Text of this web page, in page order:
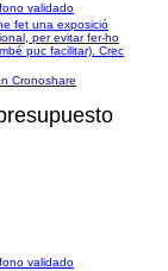
validado
fet una exposició
per evitar fer-ho
puc facilitar). Crec
Cronoshare
validado